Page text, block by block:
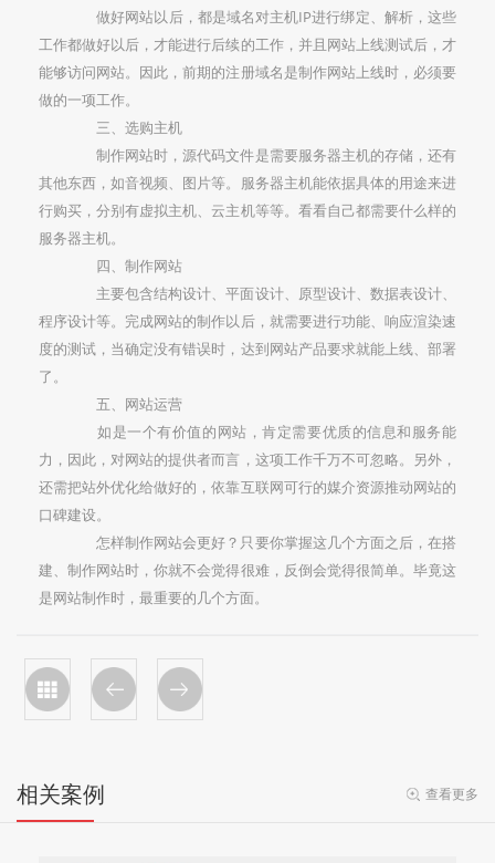
做好网站以后，都是域名对主机IP进行绑定、解析，这些
工作都做好以后，才能进行后续的工作，并且网站上线测试后，才
能够访问网站。因此，前期的注册域名是制作网站上线时，必须要
做的一项工作。
三、选购主机
制作网站时，源代码文件是需要服务器主机的存储，还有
其他东西，如音视频、图片等。服务器主机能依据具体的用途来进
行购买，分别有虚拟主机、云主机等等。看看自己都需要什么样的
服务器主机。
四、制作网站
主要包含结构设计、平面设计、原型设计、数据表设计、
程序设计等。完成网站的制作以后，就需要进行功能、响应渲染速
度的测试，当确定没有错误时，达到网站产品要求就能上线、部署
了。
五、网站运营
如是一个有价值的网站，肯定需要优质的信息和服务能
力，因此，对网站的提供者而言，这项工作千万不可忽略。另外，
还需把站外优化给做好的，依靠互联网可行的媒介资源推动网站的
口碑建设。
怎样制作网站会更好？只要你掌握这几个方面之后，在搭
建、制作网站时，你就不会觉得很难，反倒会觉得很简单。毕竟这
是网站制作时，最重要的几个方面。
相关案例 查看更多